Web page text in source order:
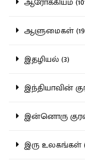
ஆளுமைகள்
இதழியல் (3)
இந்தியாவின்
இன்னொரு
இரு உலகங்கள்